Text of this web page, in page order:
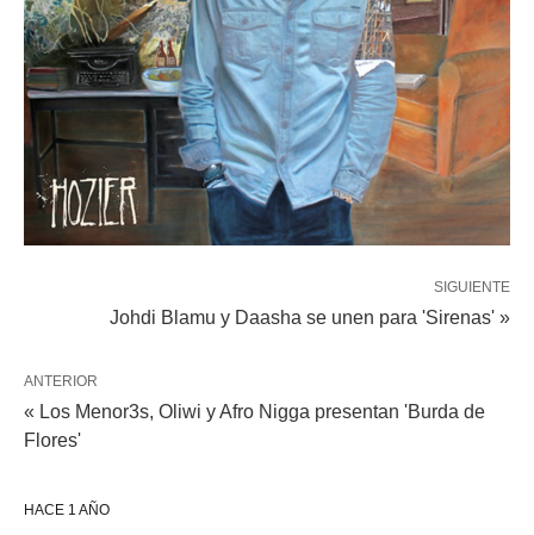
SIGUIENTE
Johdi Blamu y Daasha se unen para 'Sirenas' »
ANTERIOR
« Los Menor3s, Oliwi y Afro Nigga presentan 'Burda de
Flores'
HACE 1 AÑO